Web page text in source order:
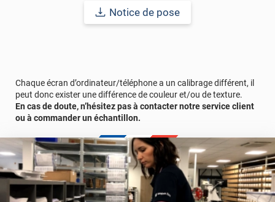
écaillage, délamination et jaunissement)
Notice de pose
Chaque écran d’ordinateur/téléphone a un calibrage différent, il
peut donc exister une différence de couleur et/ou de texture.
En cas de doute, n’hésitez pas à contacter notre service client
ou à commander un échantillon.